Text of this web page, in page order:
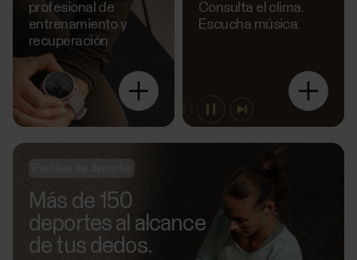
profesional de
entrenamiento y
recuperación
Explora
más
Consulta el clima.
Escucha música.
Más de 150
deportes al alcance
de tus dedos.